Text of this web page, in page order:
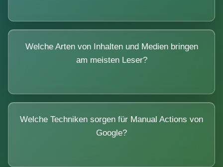
Welche Arten von Inhalten und Medien bringen
am meisten Leser?
Welche Techniken sorgen für Manual Actions von
Google?